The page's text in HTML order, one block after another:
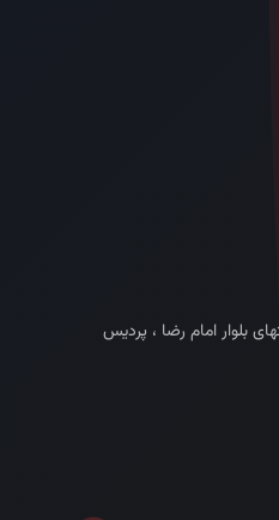
بلوار امام رضا ، پردیس